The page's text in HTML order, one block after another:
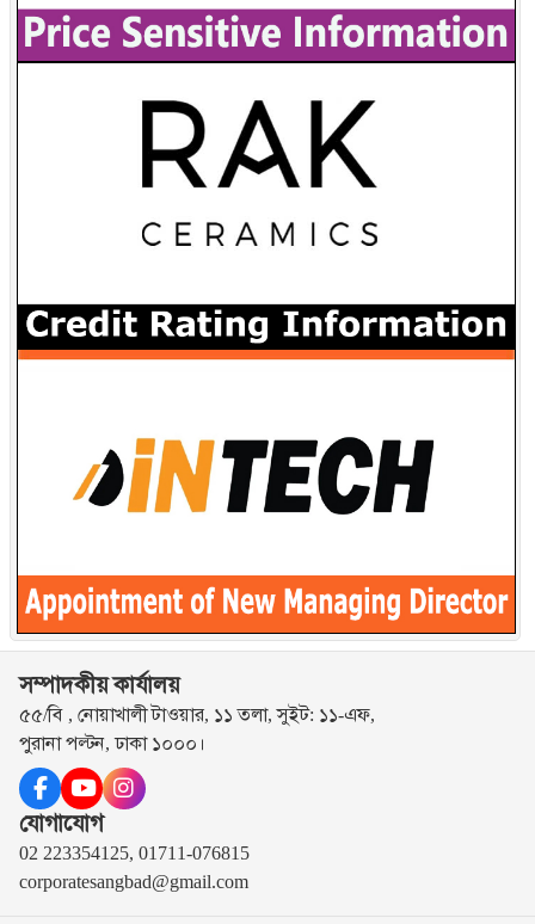
সম্পাদকীয় কার্যালয়
৫৫/বি , নোয়াখালী টাওয়ার, ১১ তলা, সুইট: ১১-এফ,
পুরানা পল্টন, ঢাকা ১০০০।
যোগাযোগ
02 223354125, 01711-076815
corporatesangbad@gmail.com